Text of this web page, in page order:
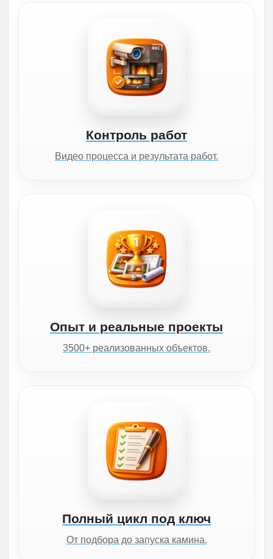
Контроль работ
Видео процесса и результата работ.
Опыт и реальные проекты
3500+ реализованных объектов.
Полный цикл под ключ
От подбора до запуска камина.